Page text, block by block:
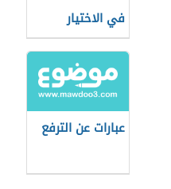
في الاختيار
عبارات عن الترفع